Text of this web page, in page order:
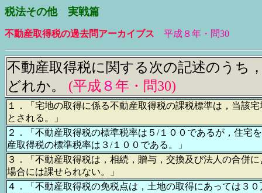
税法その他 実戦篇
不動産取得税の過去問アーカイブス 平成８年・問30
不動産取得税に関する次の記述のうち
どれか。 (平成 ８年・問30)
１．「宅地の取得に係る不動産取得税の課税標準は，当該
とされる。」
２．「不動産取得税の標準税率は５/１００であるが，住宅
産取得税の標準税率は３/１００である。」
３．「不動産取得税は，相続，贈与，交換及び法人の合併
場合には課せられない。」
４．「不動産取得税の免税点は，土地の取得にあっては３